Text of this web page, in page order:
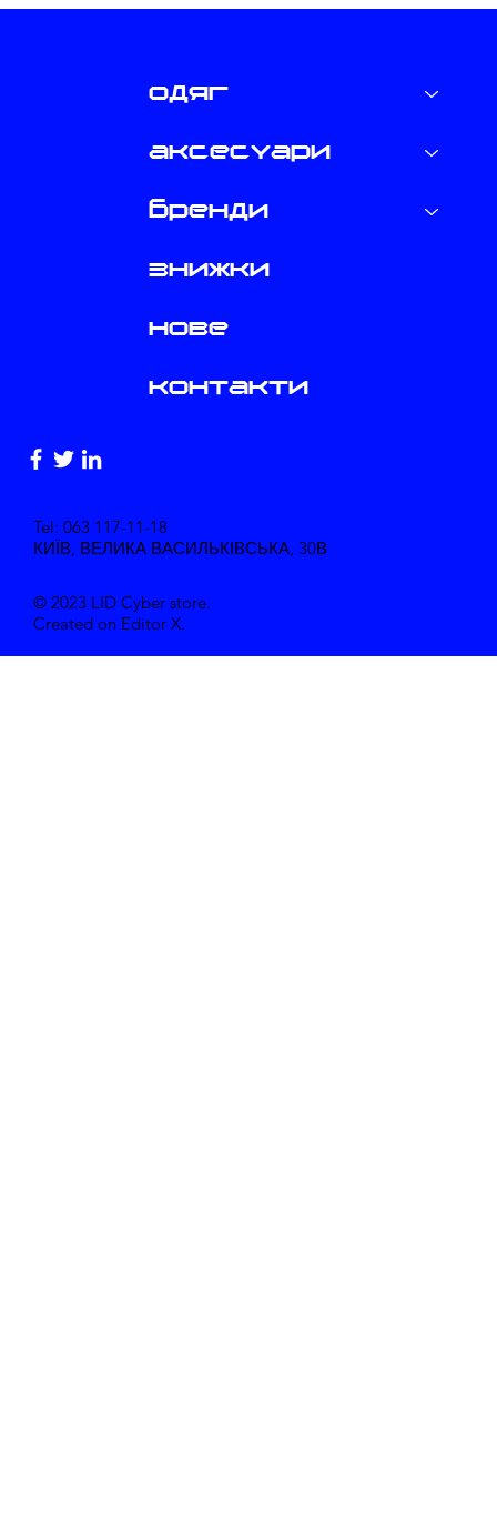
одяг
аксесуари
бренди
знижки
нове
контакти
Tel: 063 117-11-18
КИЇВ, ВЕЛИКА ВАСИЛЬКІВСЬКА, 30В
© 2023 LID Cyber store.
Created on Editor X.